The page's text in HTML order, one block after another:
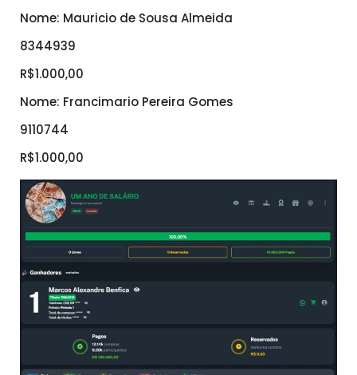
Nome: Mauricio de Sousa Almeida
8344939
R$1.000,00
Nome: Francimario Pereira Gomes
9110744
R$1.000,00